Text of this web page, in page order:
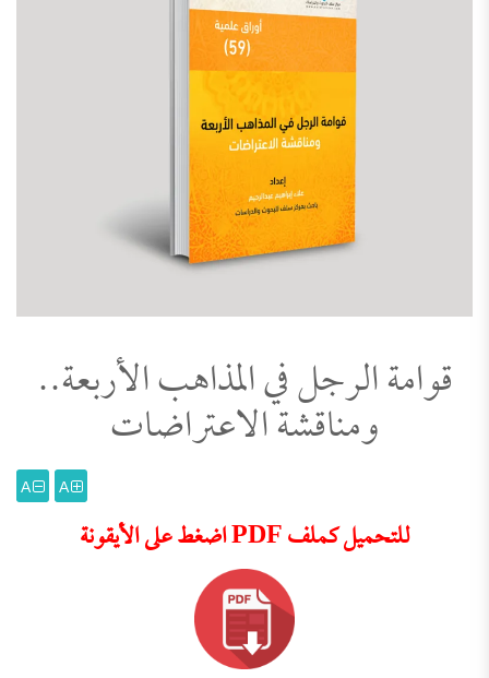
قوامة الرجل في المذاهب الأربعة..
ومناقشة الاعتراضات
A
A
للتحميل كملف PDF اضغط على الأيقونة